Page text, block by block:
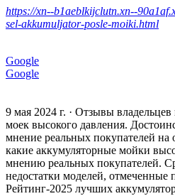
https://xn--b1aeblkijclutn.xn--
sel-akkumuljator-posle-moiki.html
Google
Google
9 мая 2024 г. · Отзывы
моек высокого давления.
мнение реальных покупателей на
какие аккумуляторные мойки
мнению реальных покупателей.
недостатки моделей, отмеченные
Рейтинг-2025 лучших